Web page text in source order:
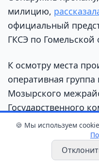
милицию,
официальный
ГКСЭ по Гомельской
К осмотру места
оперативная
Мозырского
Государственного
экспертиз. На
проник
и изъял след
🍪 Мы используем